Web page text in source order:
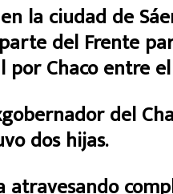
la ciudad de
del Frente
Chaco entre el
del
dos hijas.